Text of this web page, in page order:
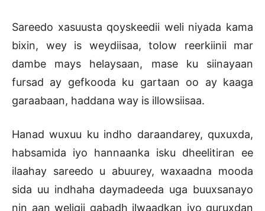
Sareedo xasuusta qoyskeedii weli niyada kama
bixin, wey is weydiisaa, tolow reerkiinii mar
dambe mays helaysaan, mase ku siinayaan
fursad ay gefkooda ku gartaan oo ay kaaga
garaabaan, haddana way is illowsiisaa.
Hanad wuxuu ku indho daraandarey, quxuxda,
habsamida iyo hannaanka isku dheelitiran ee
ilaahay sareedo u abuurey, waxaadna mooda
sida uu indhaha daymadeeda uga buuxsanayo
nin aan weligii gabadh ilwaadkan iyo quruxdan